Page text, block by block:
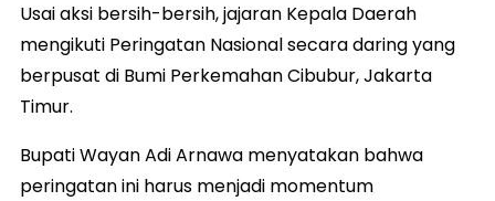
Usai aksi bersih-bersih, jajaran Kepala Daerah
mengikuti Peringatan Nasional secara daring yang
berpusat di Bumi Perkemahan Cibubur, Jakarta
Timur.
Bupati Wayan Adi Arnawa menyatakan bahwa
peringatan ini harus menjadi momentum